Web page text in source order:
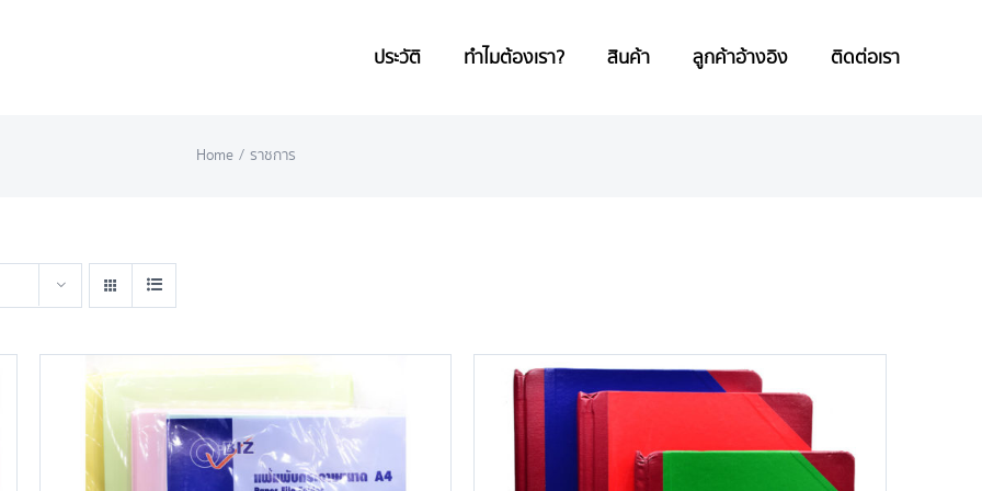
ประวัติ ทำไมต้องเรา? สินค้า ลูกค้าอ้างอิง ติดต่อเรา
Home / ราชการ